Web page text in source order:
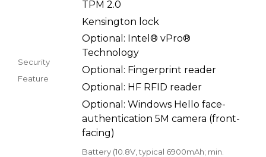
Security
Feature
TPM 2.0
Kensington lock
Optional: Intel® vPro®
Technology
Optional: Fingerprint reader
Optional: HF RFID reader
Optional: Windows Hello face-
authentication 5M camera (front-
facing)
Battery (10.8V, typical 6900mAh; min.